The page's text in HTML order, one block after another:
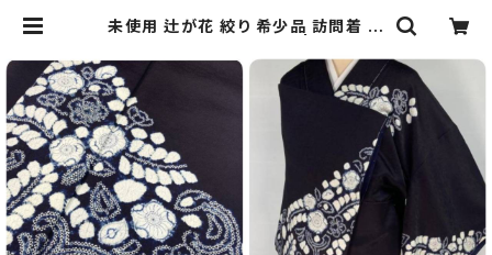
未使用 辻が花 絞り 希少品 訪問着 正
Re:和 [online store] キモノリワ